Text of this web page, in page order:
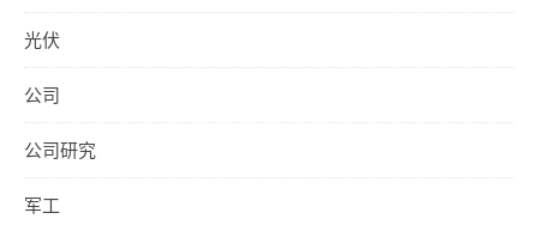
光伏
公司
公司研究
军工